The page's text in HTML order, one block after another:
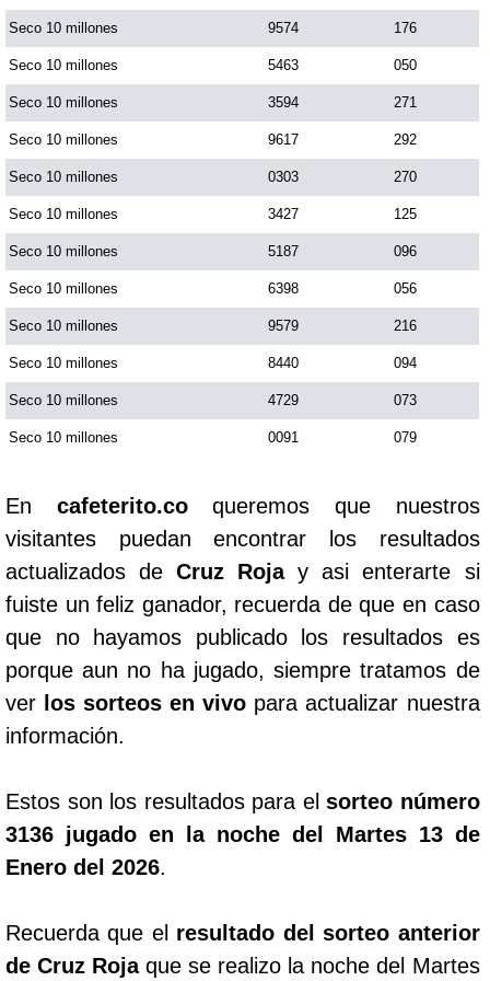
Seco 10 millones 9574 176
Seco 10 millones 5463 050
Seco 10 millones 3594 271
Seco 10 millones 9617 292
Seco 10 millones 0303 270
Seco 10 millones 3427 125
Seco 10 millones 5187 096
Seco 10 millones 6398 056
Seco 10 millones 9579 216
Seco 10 millones 8440 094
Seco 10 millones 4729 073
Seco 10 millones 0091 079
En cafeterito.coqueremos que nuestros
visitantes puedan encontrar los resultados
actualizados deCruz Rojay asi enterarte si
fuiste un feliz ganador, recuerda de que en caso
que no hayamos publicado los resultados es
porque aun no ha jugado, siempre tratamos de
ver los sorteos en vivo para actualizar nuestra
información.
Estos son los resultados para elsorteo número
3136 jugado en la noche del Martes 13 de
Enero del 2026.
Recuerda que el resultado del sorteo anterior
de Cruz Rojaque se realizo la noche del Martes